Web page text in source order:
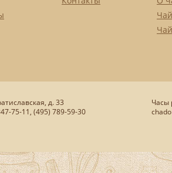
д. 33
75-11, (495) 789-59-30
Часы